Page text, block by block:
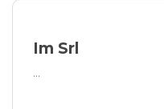
Im Srl
...